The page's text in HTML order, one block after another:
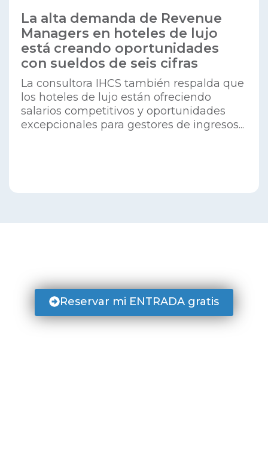
La alta demanda de Revenue
Managers en hoteles de lujo
está creando oportunidades
con sueldos de seis cifras
La consultora IHCS también respalda que
los hoteles de lujo están ofreciendo
salarios competitivos y oportunidades
excepcionales para gestores de ingresos​...
profesional.
Reservar mi ENTRADA gratis